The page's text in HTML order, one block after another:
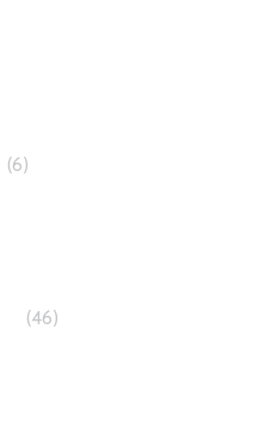
(6)
(46)